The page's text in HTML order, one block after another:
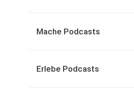
Mache Podcasts
Erlebe Podcasts